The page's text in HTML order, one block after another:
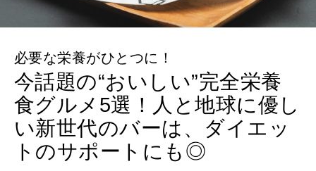
MAMA
SUSTAINABLE
わたしができること
CULTURE
必要な栄養がひとつに！
今話題の“おいしい”完全栄養
食グルメ5選！人と地球に優し
い新世代のバーは、ダイエッ
トのサポートにも◎